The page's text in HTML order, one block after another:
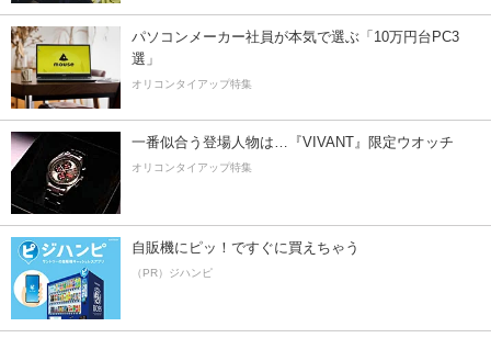
パソコンメーカー社員が本気で選ぶ「10万円台PC3
選」
オリコンタイアップ特集
一番似合う登場人物は…『VIVANT』限定ウオッチ
オリコンタイアップ特集
自販機にピッ！ですぐに買えちゃう
（PR）ジハンピ